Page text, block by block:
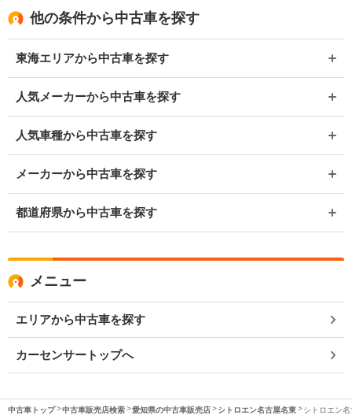
他の条件から中古車を探す
東海エリアから中古車を探す
人気メーカーから中古車を探す
人気車種から中古車を探す
メーカーから中古車を探す
都道府県から中古車を探す
メニュー
エリアから中古車を探す
カーセンサートップへ
中古車トップ 中古車販売店検索 愛知県の中古車販売店 シトロエン名古屋名東 シトロエン